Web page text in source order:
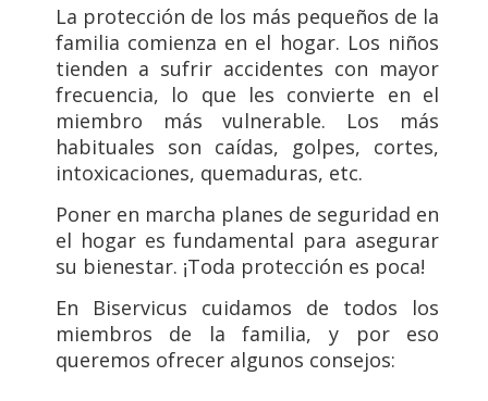
La protección de los más pequeños de la
familia comienza en el hogar. Los niños
tienden a sufrir accidentes con mayor
frecuencia, lo que les convierte en el
miembro más vulnerable. Los más
habituales son caídas, golpes, cortes,
intoxicaciones, quemaduras, etc.
Poner en marcha planes de seguridad en
el hogar es fundamental para asegurar
su bienestar. ¡Toda protección es poca!
En Biservicus cuidamos de todos los
miembros de la familia, y por eso
queremos ofrecer algunos consejos: